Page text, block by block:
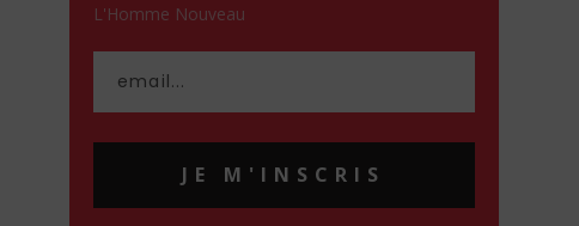
L'Homme Nouveau
JE M'INSCRIS